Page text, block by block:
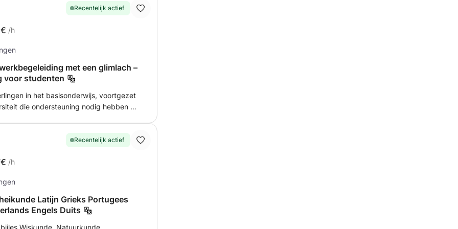
Recentelijk actief
/h
met een glimlach –
voor studenten
in het basisonderwijs, voortgezet
die ondersteuning nodig hebben bij
om studenten te helpen:
afhankelijk van het niveau. 💡 Mijn
zich nooit meer alleen voelen met hun
Afhankelijk van uw
Recentelijk actief
/h
Latijn Grieks Portugees
Engels Duits
Wiskunde, Natuurkunde,